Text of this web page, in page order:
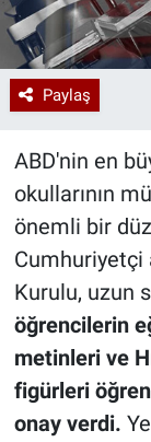
Paylaş
ABD'nin en
okullarının
önemli bir
Cumhuriyetçi
Kurulu, uzun
öğrencilerin
metinleri ve
figürleri
onay verdi.